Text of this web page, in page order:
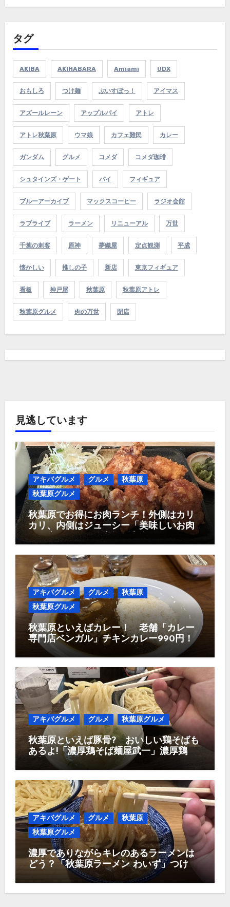
タグ
AKIBA AKIHABARA Amiami UDX
おもしろ つけ麺 ぶいすぽっ！ アイマス
アズールレーン アップルパイ アトレ
アトレ秋葉原 ウマ娘 カフェ難民 カレー
ガンダム グルメ コメダ コメダ珈琲
シュタインズ・ゲート パイ フィギュア
ブルーアーカイブ マックスコーヒー ラジオ会館
ラブライブ ラーメン リニューアル 万世
千葉の刺客 原神 夢織屋 定点観測 平成
懐かしい 推しの子 新店 東京フィギュア
看板 神戸屋 秋葉原 秋葉原アトレ
秋葉原グルメ 肉の万世 閉店
見逃しています
アキバグルメ グルメ
秋葉原
秋葉原グルメ
秋葉原でお得にお肉ランチ！外側はカリ
カリ、内側はジューシー「美味しいお肉
のお店 やまの」唐揚げ定食980円！
アキバグルメ グルメ
秋葉原
秋葉原グルメ
秋葉原といえばカレー！ 老舗「カレー
専門店ベンガル」チキンカレー990円！
アキバグルメ グルメ 秋葉原グルメ
秋葉原といえば豚骨? おいしい鶏そばも
あるよ!「濃厚鶏そば麺屋武一」濃厚鶏つ
け麺950円
アキバグルメ グルメ
秋葉原
秋葉原グルメ
濃厚でありながらキレのあるラーメンは
どう？「秋葉原ラーメン わいず」つけ麺